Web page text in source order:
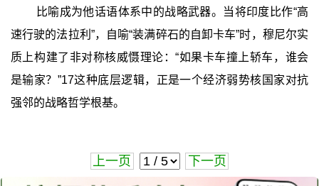
比喻成为他话语体系中的战略武器。当将印度比作“高
速行驶的法拉利”，自喻“装满碎石的自卸卡车”时，穆尼尔实
质上构建了非对称核威慑理论：“如果卡车撞上轿车，谁会
是输家？”17这种底层逻辑，正是一个经济弱势核国家对抗
强邻的战略哲学根基。
上一页 下一页